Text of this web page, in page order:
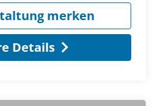
merken
Details